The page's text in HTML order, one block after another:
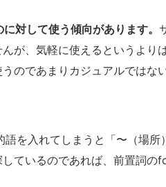
対して使う傾向があります。
が、気軽に使えるというよりは
のであまりカジュアルではな
を入れてしまうと「〜（場所
ているのであれば、前置詞の